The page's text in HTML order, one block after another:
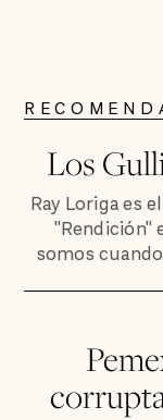
Los
Ray Loriga es
"Rendición"
somos